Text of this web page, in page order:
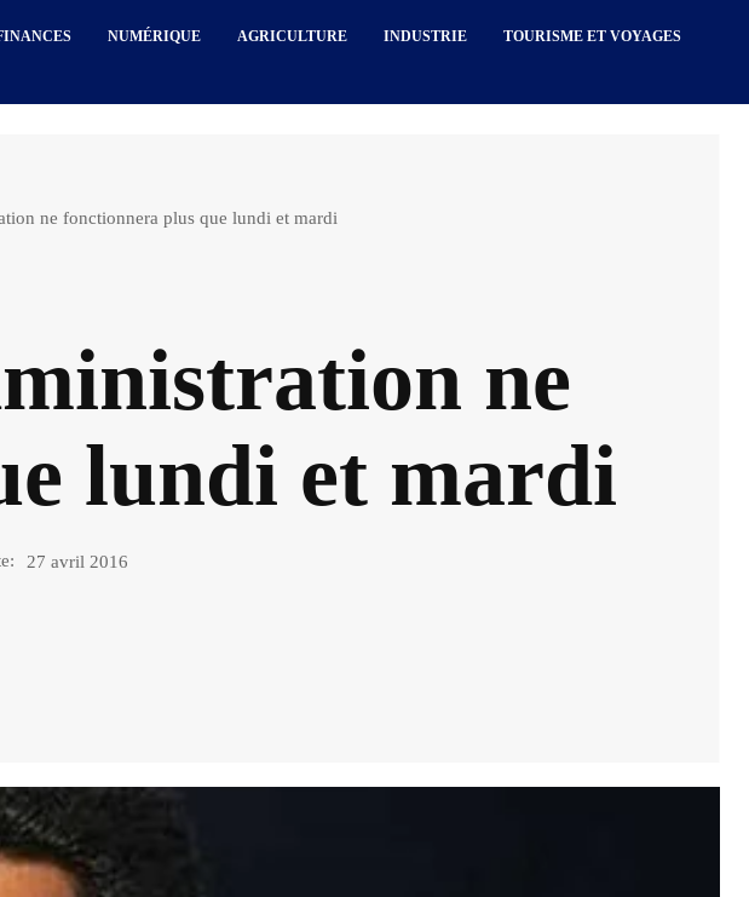
NUMÉRIQUE AGRICULTURE INDUSTRIE TOURISME ET VOYAGES
ne fonctionnera plus que lundi et mardi
ne
lundi et mardi
27 avril 2016